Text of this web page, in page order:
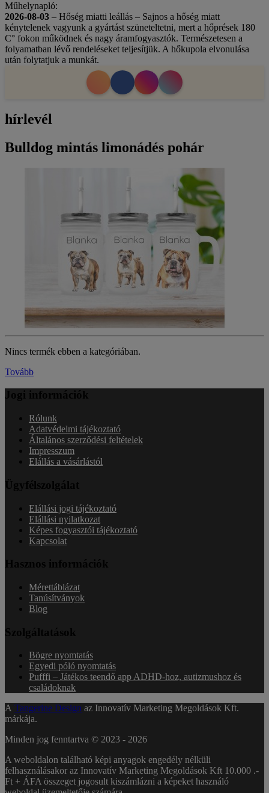
Műhelynapló:
2026-08-03 – Hőség miatti leállás – Sajnos a hőség miatt
kénytelenek vagyunk a gyártást szüneteltetni, mert a hőprések 180
C° fokon működnek és nagy áramfogyasztók. Természetesen a
folyamatban lévő rendeléseket teljesítjük. A hőkupola elvonulása
után folytatjuk a munkát.
hírlevél
Bulldog mintás limonádés pohár
Nincs termék ebben a kategóriában.
Tovább
Jogi információk
Rólunk
Adatvédelmi tájékoztató
Általános szerződési feltételek
Impresszum
Elállás a vásárlástól
Ügyfélszolgálat
Elállási jogi tájékoztató
Elállási nyilatkozat
Képes fogyasztói tájékoztató
Kapcsolat
Hasznos információk
Mérettáblázat
Tanúsítványok
Blog
Szolgáltatások
Bögre nyomtatás
Egyedi póló nyomtatás
Pufffi – Játékos teendő app ADHD-hoz, autizmushoz és
családoknak
A Tangerine Design az Innovatív Marketing Megoldások Kft.
márkája.
Minden jog fenntartva © 2023 - 2026
A weboldalon található képi anyagok engedély nélküli
felhasználásakor az Innovatív Marketing Megoldások Kft 10.000 .-
Ft + ÁFA összeget jogosult kiszámlázni a képeket használó